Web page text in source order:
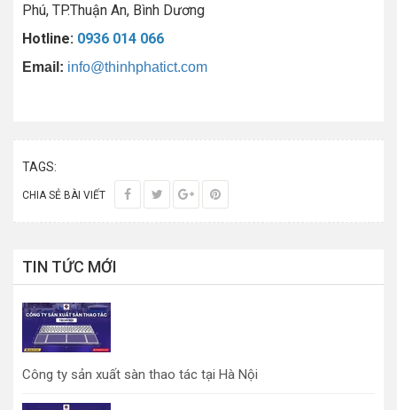
Phú, TP.Thuận An, Bình Dương
Hotline: 0936 014 066
Email: info@thinhphatict.com
TAGS:
CHIA SẺ BÀI VIẾT
TIN TỨC MỚI
Công ty sản xuất sàn thao tác tại Hà Nội